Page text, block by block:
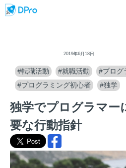
2019年6月18日
#転職活動 #就職活動
#プログ
#プログラミング初心者
#独学
独学でプログラマー
要な行動指針